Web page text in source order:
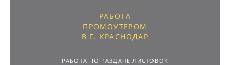
РАБОТА
ПРОМОУТЕРОМ
В Г. КРАСНОДАР
РАБОТА ПО РАЗДАЧЕ ЛИСТОВОК